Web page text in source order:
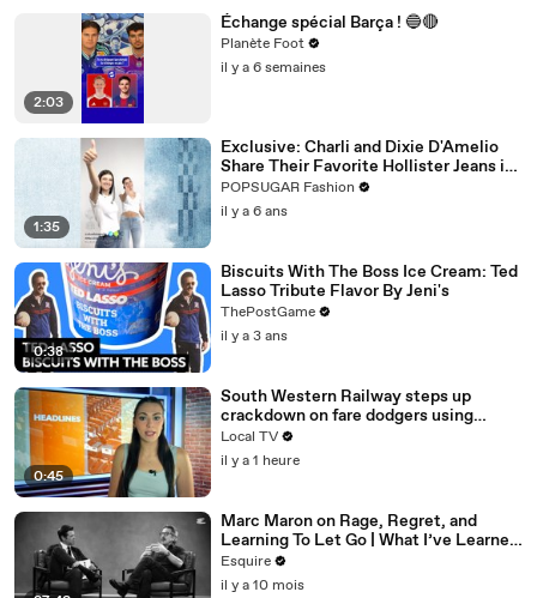
2:03
Échange spécial Barça ! 🔵🔴
Planète Foot
il y a 6 semaines
1:35
Exclusive: Charli and Dixie D'Amelio
Share Their Favorite Hollister Jeans in
This New TikTok Dance Challenge
POPSUGAR Fashion
il y a 6 ans
0:38
Biscuits With The Boss Ice Cream: Ted
Lasso Tribute Flavor By Jeni's
ThePostGame
il y a 3 ans
0:45
South Western Railway steps up
crackdown on fare dodgers using
ticket loophole
Local TV
il y a 1 heure
Marc Maron on Rage, Regret, and
Learning To Let Go | What I’ve Learned
| Esquire
Esquire
il y a 10 mois